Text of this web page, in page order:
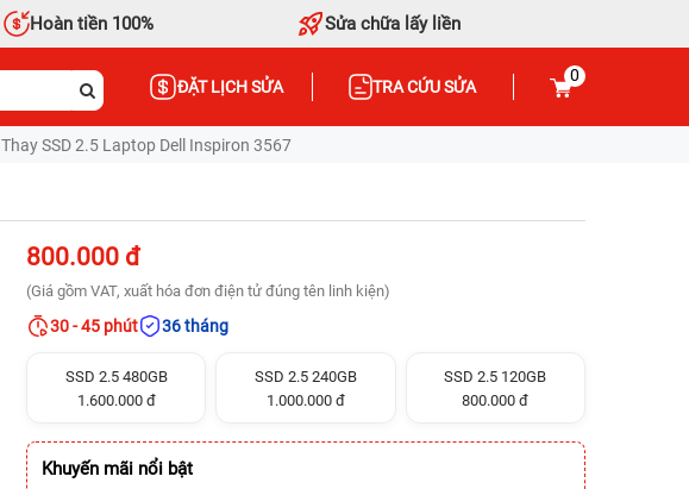
Hoàn tiền 100% Sửa chữa lấy liền
ĐẶT LỊCH SỬA TRA CỨU SỬA
0
Thay SSD 2.5 Laptop Dell Inspiron 3567
800.000 đ
(Giá gồm VAT, xuất hóa đơn điện tử đúng tên linh kiện)
30 - 45 phút 36 tháng
SSD 2.5 480GB
1.600.000 đ
SSD 2.5 240GB
1.000.000 đ
SSD 2.5 120GB
800.000 đ
Khuyến mãi nổi bật